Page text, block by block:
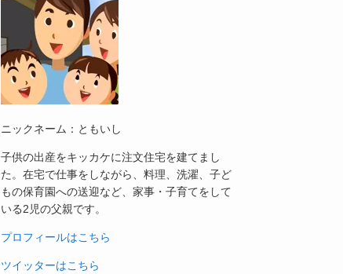
ニックネーム：ともいし
子供の出産をキッカケに注文住宅を建てまし
た。在宅で仕事をしながら、料理、洗濯、子ど
もの保育園への送迎など、家事・子育てをして
いる2児の父親です。
プロフィールはこちら
ツイッターはこちら